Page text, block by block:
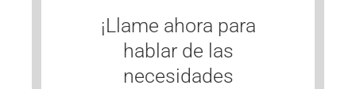
¡Llame ahora para
hablar de las
necesidades